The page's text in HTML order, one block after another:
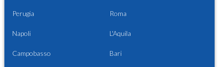
Perugia Roma
Napoli L'Aquila
Campobasso Bari